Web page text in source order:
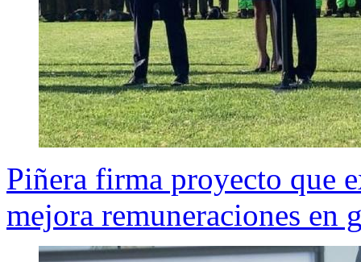
Piñera firma proyecto que
mejora remuneraciones en